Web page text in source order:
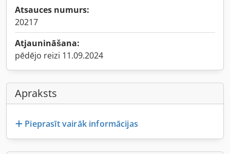
Atsauces numurs:
20217
Atjaunināšana:
pēdējo reizi 11.09.2024
Apraksts
Pieprasīt vairāk informācijas